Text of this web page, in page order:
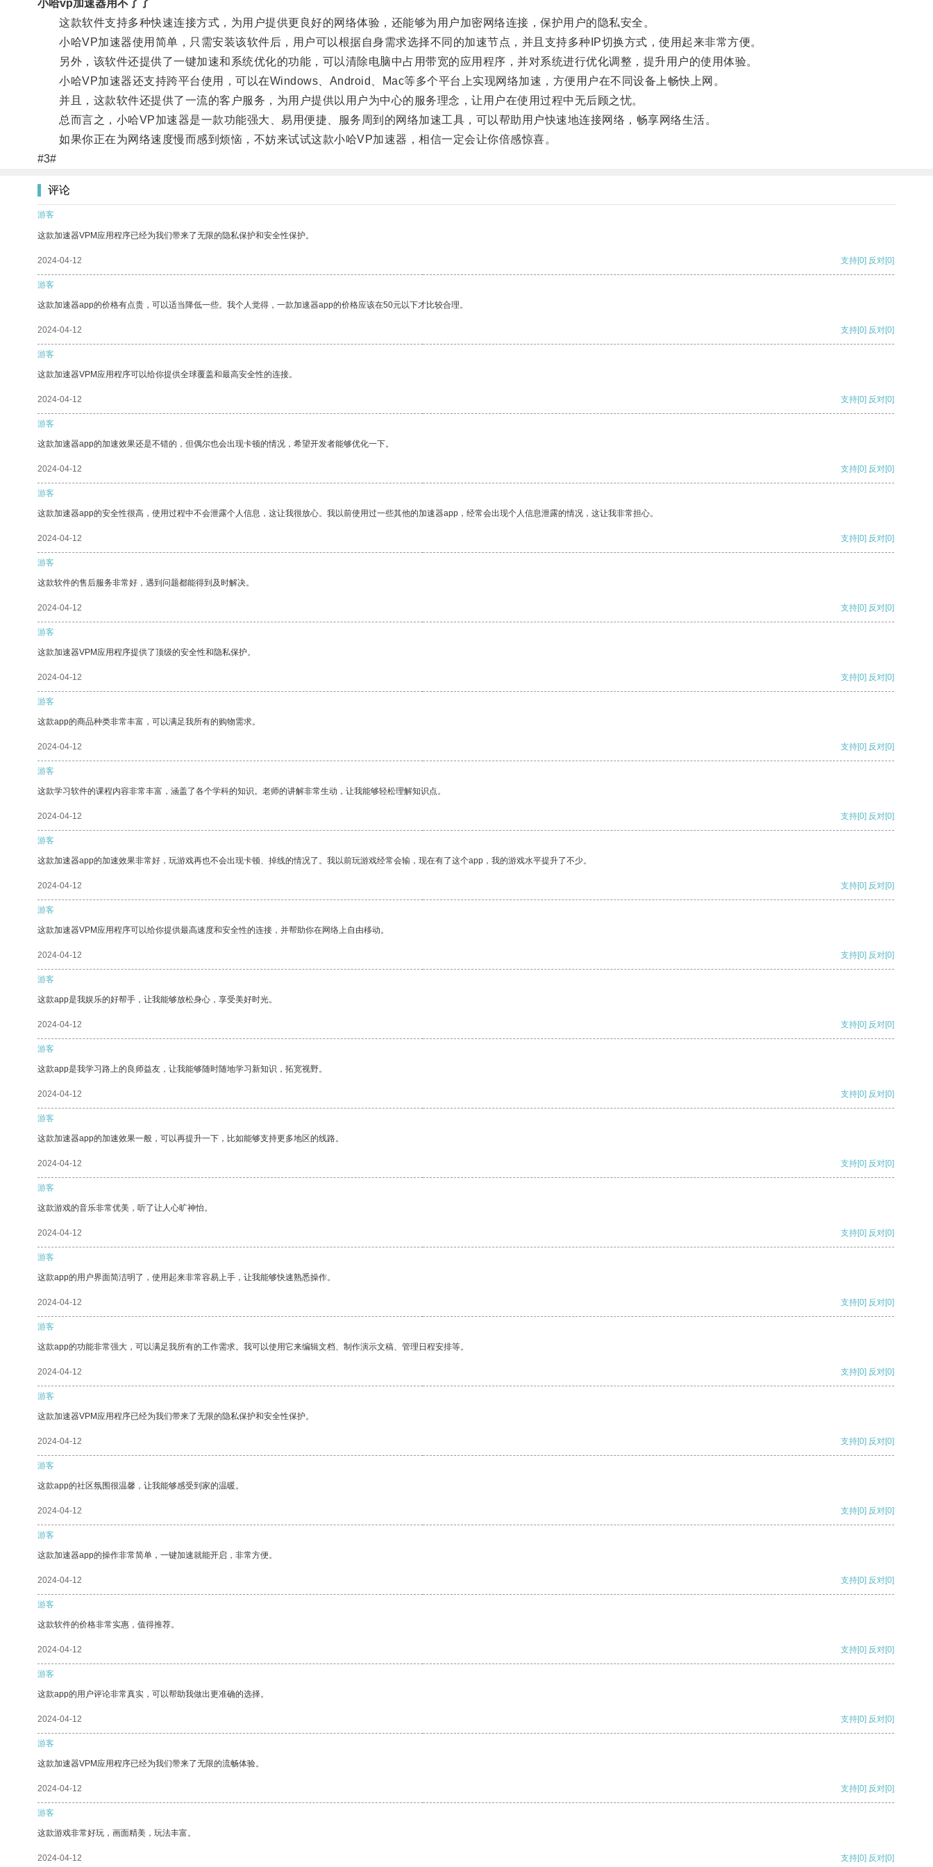
小哈vp加速器用不了了
这款软件支持多种快速连接方式，为用户提供更良好的网络体验，还能够为用户加密网络连接，保护用户的隐私安全。
小哈VP加速器使用简单，只需安装该软件后，用户可以根据自身需求选择不同的加速节点，并且支持多种IP切换方式，使用起来非常方便。
另外，该软件还提供了一键加速和系统优化的功能，可以清除电脑中占用带宽的应用程序，并对系统进行优化调整，提升用户的使用体验。
小哈VP加速器还支持跨平台使用，可以在Windows、Android、Mac等多个平台上实现网络加速，方便用户在不同设备上畅快上网。
并且，这款软件还提供了一流的客户服务，为用户提供以用户为中心的服务理念，让用户在使用过程中无后顾之忧。
总而言之，小哈VP加速器是一款功能强大、易用便捷、服务周到的网络加速工具，可以帮助用户快速地连接网络，畅享网络生活。
如果你正在为网络速度慢而感到烦恼，不妨来试试这款小哈VP加速器，相信一定会让你倍感惊喜。
#3#
评论
游客
这款加速器VPM应用程序已经为我们带来了无限的隐私保护和安全性保护。
2024-04-12 支持[0] 反对[0]
游客
这款加速器app的价格有点贵，可以适当降低一些。我个人觉得，一款加速器app的价格应该在50元以下才比较合理。
2024-04-12 支持[0] 反对[0]
游客
这款加速器VPM应用程序可以给你提供全球覆盖和最高安全性的连接。
2024-04-12 支持[0] 反对[0]
游客
这款加速器app的加速效果还是不错的，但偶尔也会出现卡顿的情况，希望开发者能够优化一下。
2024-04-12 支持[0] 反对[0]
游客
这款加速器app的安全性很高，使用过程中不会泄露个人信息，这让我很放心。我以前使用过一些其他的加速器app，经常会出现个人信息泄露的情况，这让我非常担心。
2024-04-12 支持[0] 反对[0]
游客
这款软件的售后服务非常好，遇到问题都能得到及时解决。
2024-04-12 支持[0] 反对[0]
游客
这款加速器VPM应用程序提供了顶级的安全性和隐私保护。
2024-04-12 支持[0] 反对[0]
游客
这款app的商品种类非常丰富，可以满足我所有的购物需求。
2024-04-12 支持[0] 反对[0]
游客
这款学习软件的课程内容非常丰富，涵盖了各个学科的知识。老师的讲解非常生动，让我能够轻松理解知识点。
2024-04-12 支持[0] 反对[0]
游客
这款加速器app的加速效果非常好，玩游戏再也不会出现卡顿、掉线的情况了。我以前玩游戏经常会输，现在有了这个app，我的游戏水平提升了不少。
2024-04-12 支持[0] 反对[0]
游客
这款加速器VPM应用程序可以给你提供最高速度和安全性的连接，并帮助你在网络上自由移动。
2024-04-12 支持[0] 反对[0]
游客
这款app是我娱乐的好帮手，让我能够放松身心，享受美好时光。
2024-04-12 支持[0] 反对[0]
游客
这款app是我学习路上的良师益友，让我能够随时随地学习新知识，拓宽视野。
2024-04-12 支持[0] 反对[0]
游客
这款加速器app的加速效果一般，可以再提升一下，比如能够支持更多地区的线路。
2024-04-12 支持[0] 反对[0]
游客
这款游戏的音乐非常优美，听了让人心旷神怡。
2024-04-12 支持[0] 反对[0]
游客
这款app的用户界面简洁明了，使用起来非常容易上手，让我能够快速熟悉操作。
2024-04-12 支持[0] 反对[0]
游客
这款app的功能非常强大，可以满足我所有的工作需求。我可以使用它来编辑文档、制作演示文稿、管理日程安排等。
2024-04-12 支持[0] 反对[0]
游客
这款加速器VPM应用程序已经为我们带来了无限的隐私保护和安全性保护。
2024-04-12 支持[0] 反对[0]
游客
这款app的社区氛围很温馨，让我能够感受到家的温暖。
2024-04-12 支持[0] 反对[0]
游客
这款加速器app的操作非常简单，一键加速就能开启，非常方便。
2024-04-12 支持[0] 反对[0]
游客
这款软件的价格非常实惠，值得推荐。
2024-04-12 支持[0] 反对[0]
游客
这款app的用户评论非常真实，可以帮助我做出更准确的选择。
2024-04-12 支持[0] 反对[0]
游客
这款加速器VPM应用程序已经为我们带来了无限的流畅体验。
2024-04-12 支持[0] 反对[0]
游客
这款游戏非常好玩，画面精美，玩法丰富。
2024-04-12 支持[0] 反对[0]